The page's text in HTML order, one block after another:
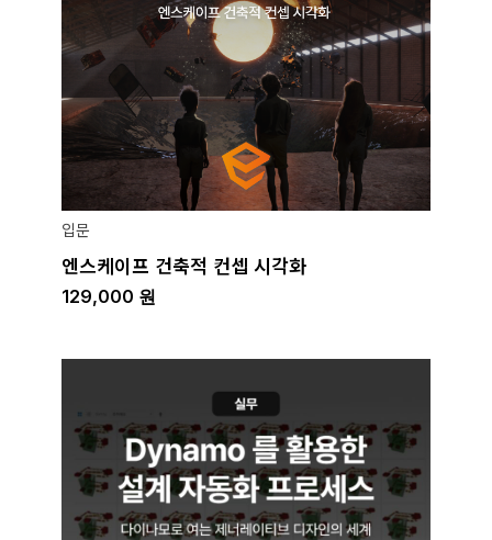
입문
엔스케이프 건축적 컨셉 시각화
129,000 원